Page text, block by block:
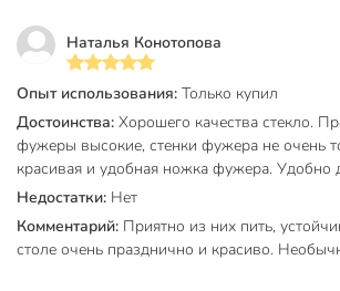
Какой объём и сколько бокалов в
В комплекте 2 бокала объёмом по 190
классический размер для подачи
вина.
Вы можете приобрести «Бокал для
хрустальное стекло, 2 шт, RCR, Etna,
товары в нашем интернет-магазине в
ценам и с бесплатным самовывозом.
Наталья Конотопова
Опыт использования: Только купил
Достоинства: Хорошего качества стекло.
фужеры высокие, стенки фужера не очень
красивая и удобная ножка фужера. Удобно
Недостатки: Нет
Комментарий: Приятно из них пить,
столе очень празднично и красиво.